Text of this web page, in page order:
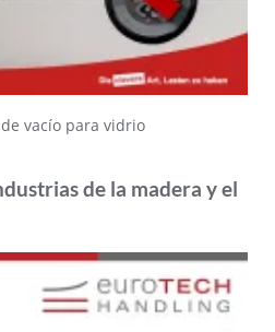
vacío para vidrio
de la madera y el